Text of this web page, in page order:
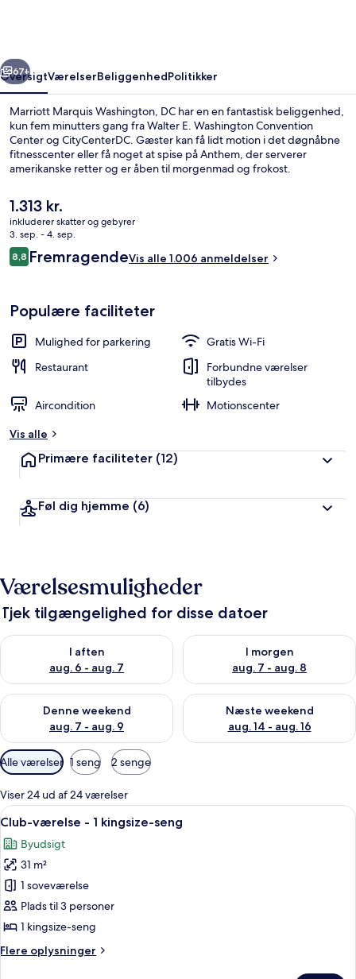
Næste
67+
OversigtVærelserBeliggenhedPolitikker
Marriott Marquis Washington, DC har en en fantastisk beliggenhed,
kun fem minutters gang fra Walter E. Washington Convention
Center og CityCenterDC. Gæster kan få lidt motion i det døgnåbne
fitnesscenter eller få noget at spise på Anthem, der serverer
amerikanske retter og er åben til morgenmad og frokost.
blot 10 minutters gang væk. Rejsende har kun godt at sige om
stedets hjælpsomme personale og beliggenhed.
Overnatningsstedet ligger kun en kort gåtur fra offentlig transport:
7th St. Convention Center Metrostation ligger 6 minutter væk og
Gallery Place Chinatown Metrostation ligger 9 minutter derfra.
Den
nuværende
pris
er
1.313 kr.
1.313 kr.
inkluderer skatter og gebyrer
3. sep. - 4. sep.
Anmeldelser
8,88,8 ud af 10.
FremragendeVis alle 1.006 anmeldelser
Populære faciliteter
Mulighed for parkering
Gratis Wi-Fi
Restaurant
Forbundne værelser
tilbydes
Aircondition
Motionscenter
Vis alle
Primære faciliteter (12)
Føl dig hjemme (6)
Værelsesmuligheder
Tjek tilgængelighed for disse datoer
I aften
aug. 6 - aug. 7
Tjek tilgængelighed for i aften aug. 6 - aug. 7
I morgen
aug. 7 - aug. 8
Tjek tilgængelighed for i
Denne weekend
aug. 7 - aug. 9
Tjek tilgængelighed for denne weekend aug. 7 - aug. 9
Næste weekend
aug. 14 - aug. 16
Tjek tilgængelighed for næste
Tilgængelige
filtre
for
værelser
Alle værelser 1 seng 2 senge
Viser 24 ud af 24 værelser
Indlæs
alle
billeder
af
Club-
værelse
-
kingsize-
Et værelse med et stort vindue, en
12
Club-værelse - 1 kingsize-seng
Byudsigt
31 m²
1 soveværelse
Plads til 3 personer
1 kingsize-seng
Flere oplysninger
Flere